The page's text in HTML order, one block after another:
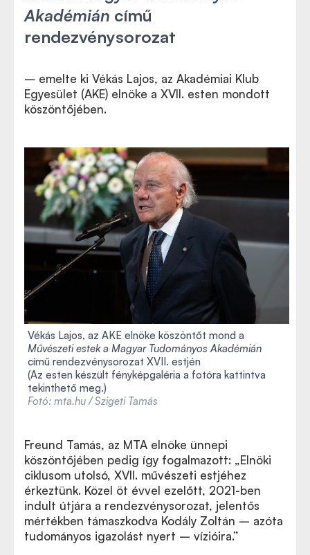
Akadémián című
rendezvénysorozat
– emelte ki Vékás Lajos, az Akadémiai Klub
Egyesület (AKE) elnöke a XVII. esten mondott
köszöntőjében.
Vékás Lajos, az AKE elnöke köszöntőt mond a
Művészeti estek a Magyar Tudományos Akadémián
című rendezvénysorozat XVII. estjén
(Az esten készült fényképgaléria a fotóra kattintva
tekinthető meg.)
Fotó: mta.hu / Szigeti Tamás
Freund Tamás, az MTA elnöke ünnepi
köszöntőjében pedig így fogalmazott: „Elnöki
ciklusom utolsó, XVII. művészeti estjéhez
érkeztünk. Közel öt évvel ezelőtt, 2021-ben
indult útjára a rendezvénysorozat, jelentős
mértékben támaszkodva Kodály Zoltán – azóta
tudományos igazolást nyert – vízióira.”